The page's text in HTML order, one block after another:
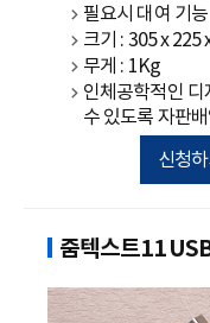
필요시 대여 기능
크기 : 305 x 225
무게 : 1Kg
인체공학적인
수 있도록 자판
신청하
줌텍스트11